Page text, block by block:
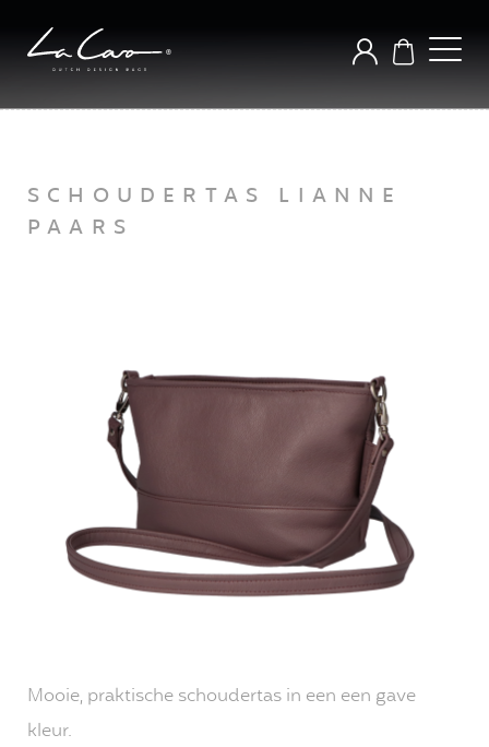
SCHOUDERTAS LIANNE
PAARS
Mooie, praktische schoudertas in een een gave
kleur.